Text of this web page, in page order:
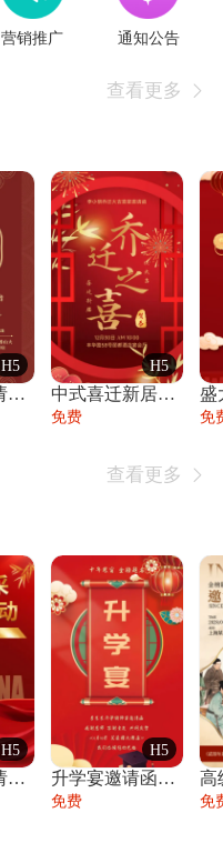
营销推广 通知公告
查看更多 
H5
中式婚礼邀请函中国风传统复古婚礼请柬请帖
H5
中式喜迁新居乔迁之喜邀请函宴会请帖
免费 免
查看更多 
H5
党员团建邀请函党建活动风采党会工作汇报总
H5
升学宴邀请函喜报金榜题名高端谢师宴邀请函
免费 免